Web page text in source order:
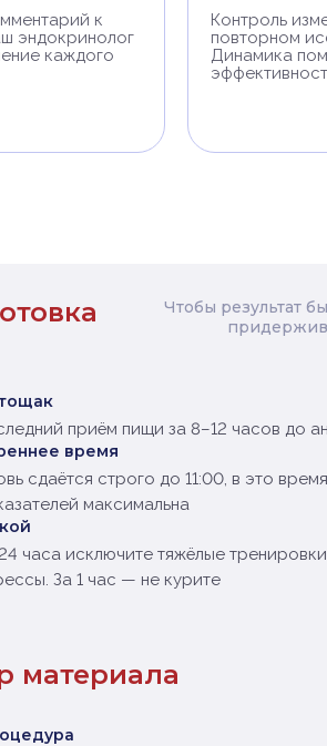
к
эндокринолог
каждого
Контроль
повторном
Динамика
Чтобы результат
приём пищи за 8–12 часов до
время
сдаётся строго до 11:00, в это
максимальна
часа исключите тяжёлые
За 1 час — не курите
материала